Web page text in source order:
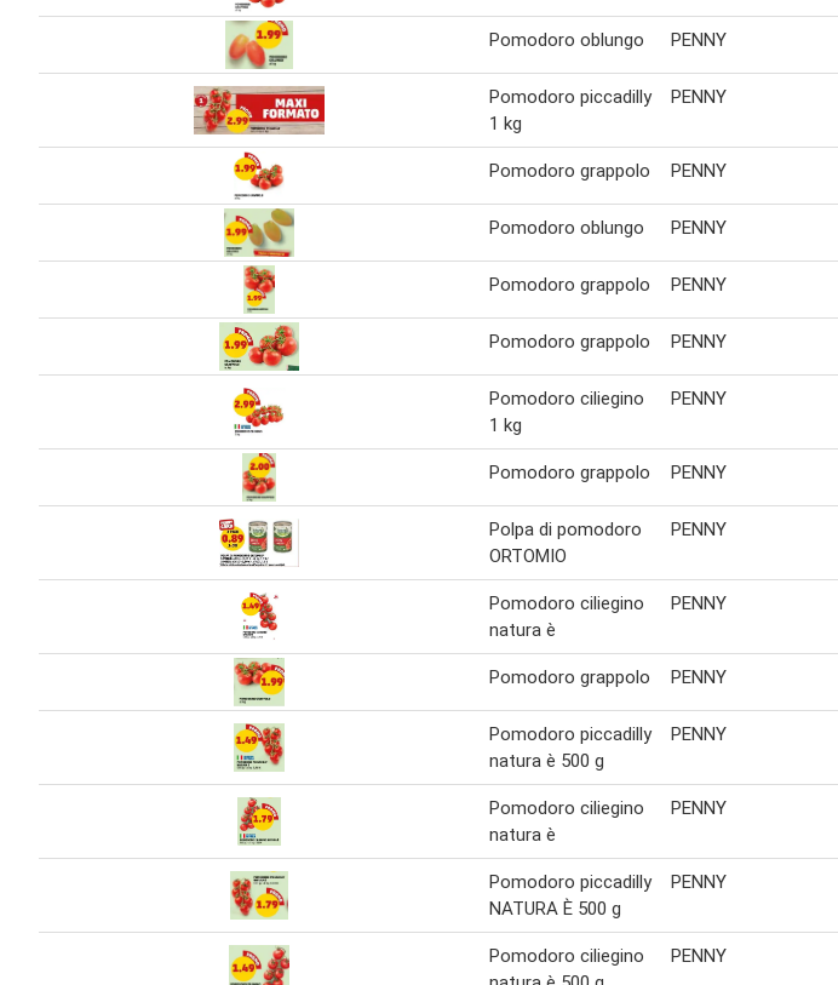
Pomodoro oblungo PENNY
Pomodoro piccadilly
1 kg
PENNY
Pomodoro grappolo PENNY
Pomodoro oblungo PENNY
Pomodoro grappolo PENNY
Pomodoro grappolo PENNY
Pomodoro ciliegino
1 kg
PENNY
Pomodoro grappolo PENNY
Polpa di pomodoro
ORTOMIO
PENNY
Pomodoro ciliegino
natura è
PENNY
Pomodoro grappolo PENNY
Pomodoro piccadilly
natura è 500 g
PENNY
Pomodoro ciliegino
natura è
PENNY
Pomodoro piccadilly
NATURA È 500 g
PENNY
Pomodoro ciliegino
PENNY